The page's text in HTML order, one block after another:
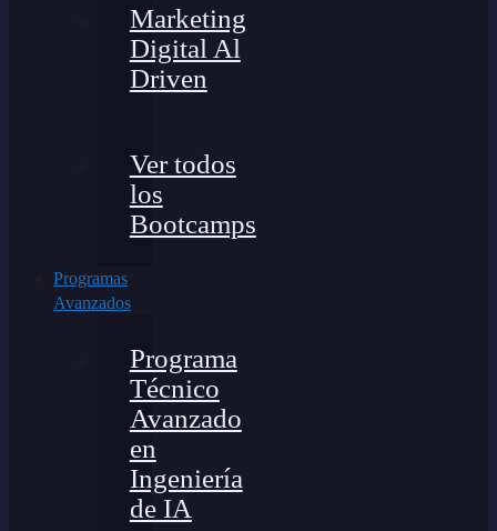
Marketing
Digital Al
Driven
Ver todos
los
Bootcamps
Programas
Avanzados
Programa
Técnico
Avanzado
en
Ingeniería
de IA